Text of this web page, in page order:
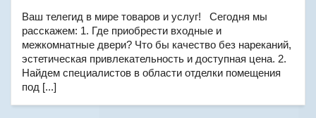
Ваш телегид в мире товаров и услуг! Сегодня мы
расскажем: 1. Где приобрести входные и
межкомнатные двери? Что бы качество без нареканий,
эстетическая привлекательность и доступная цена. 2.
Найдем специалистов в области отделки помещения
под [...]